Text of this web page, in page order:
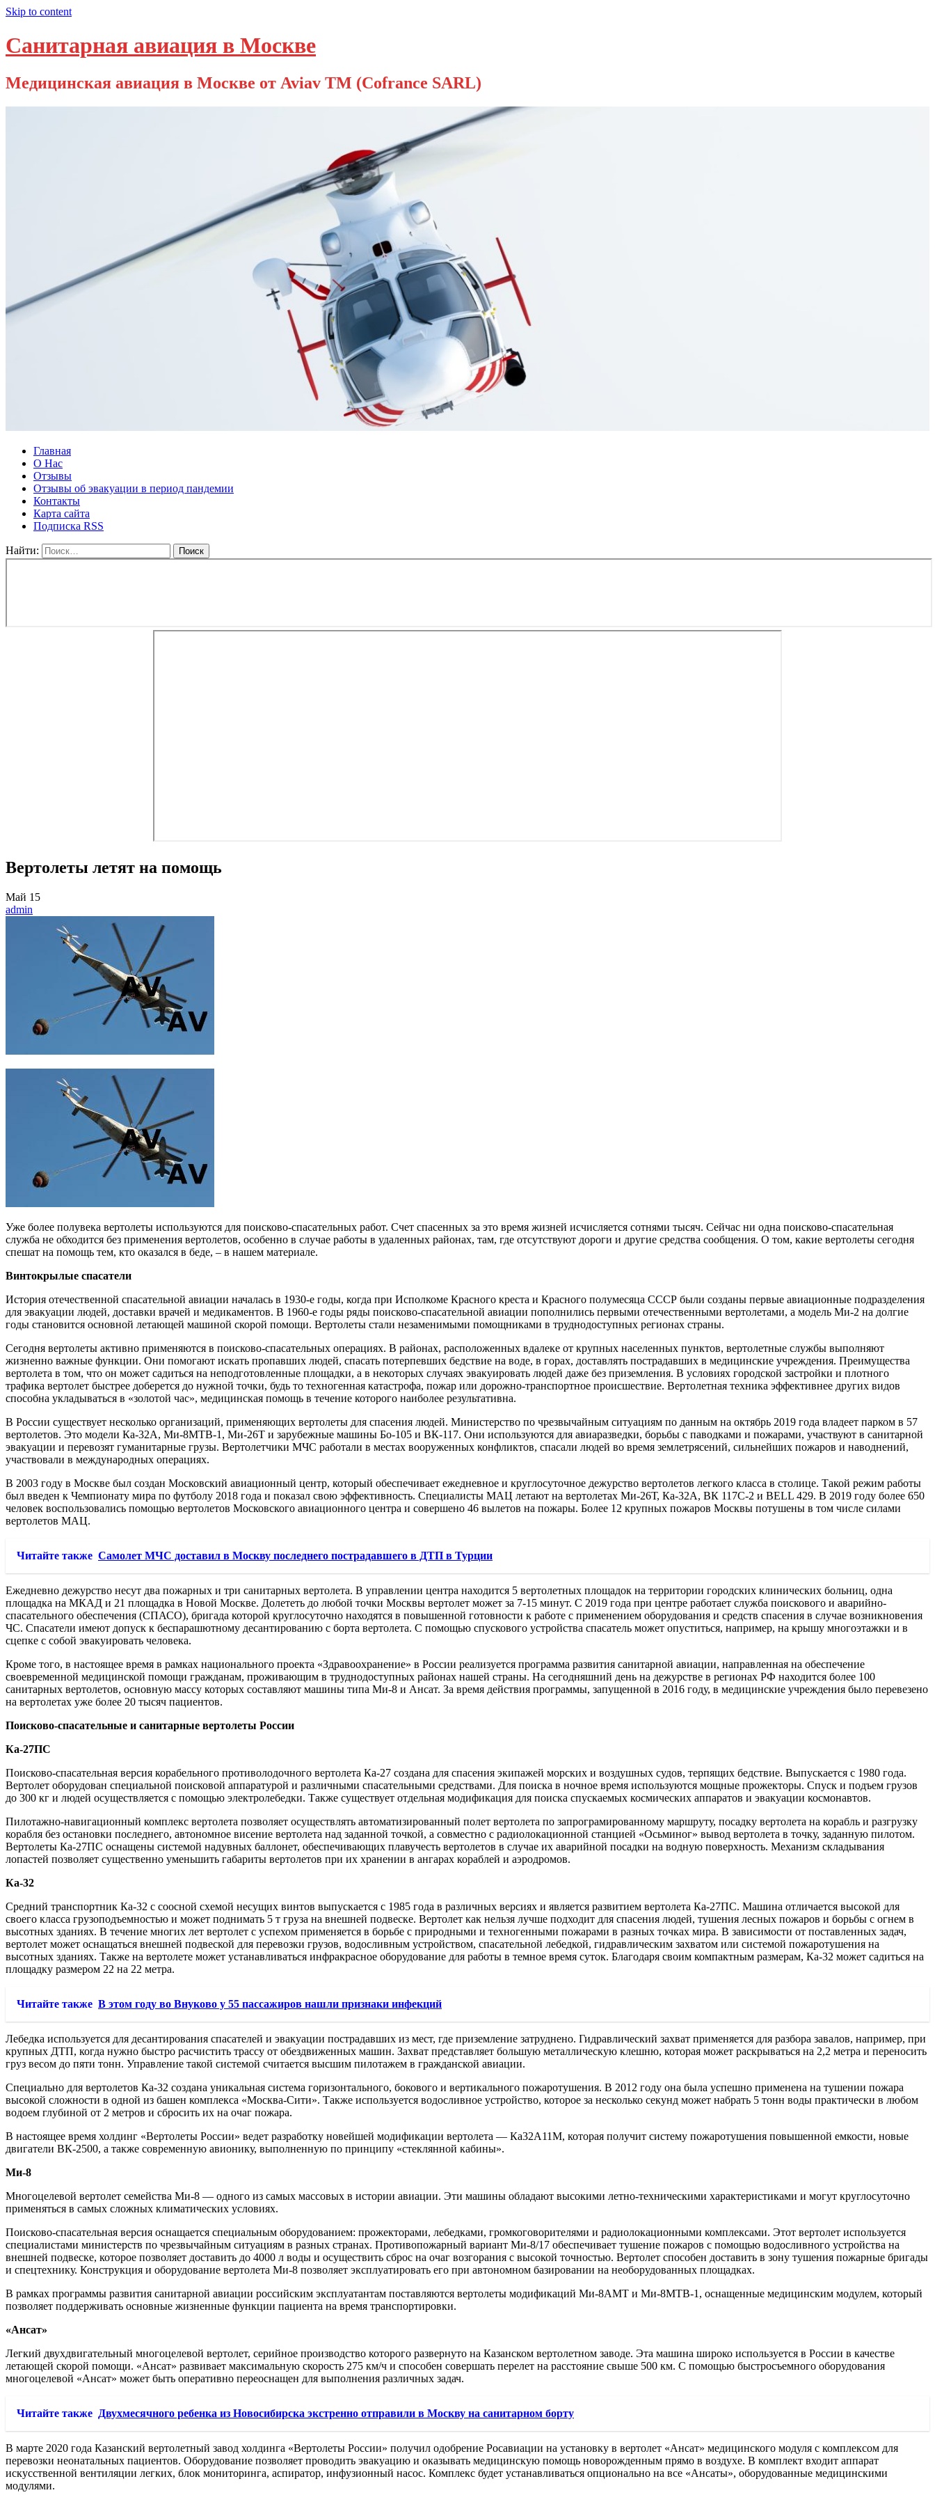
Skip to content
Санитарная авиация в Москве
Медицинская авиация в Москве от Aviav TM (Cofrance SARL)
Главная
О Нас
Отзывы
Отзывы об эвакуации в период пандемии
Контакты
Карта сайта
Подписка RSS
Найти:
Вертолеты летят на помощь
Май 15
admin
Уже более полувека вертолеты используются для поисково-спасательных работ. Счет спасенных за это время жизней исчисляется сотнями тысяч. Сейчас ни одна поисково-спасательная
служба не обходится без применения вертолетов, особенно в случае работы в удаленных районах, там, где отсутствуют дороги и другие средства сообщения. О том, какие вертолеты сегодня
спешат на помощь тем, кто оказался в беде, ‒ в нашем материале.
Винтокрылые спасатели
История отечественной спасательной авиации началась в 1930-е годы, когда при Исполкоме Красного креста и Красного полумесяца СССР были созданы первые авиационные подразделения
для эвакуации людей, доставки врачей и медикаментов. В 1960-е годы ряды поисково-спасательной авиации пополнились первыми отечественными вертолетами, а модель Ми-2 на долгие
годы становится основной летающей машиной скорой помощи. Вертолеты стали незаменимыми помощниками в труднодоступных регионах страны.
Сегодня вертолеты активно применяются в поисково-спасательных операциях. В районах, расположенных вдалеке от крупных населенных пунктов, вертолетные службы выполняют
жизненно важные функции. Они помогают искать пропавших людей, спасать потерпевших бедствие на воде, в горах, доставлять пострадавших в медицинские учреждения. Преимущества
вертолета в том, что он может садиться на неподготовленные площадки, а в некоторых случаях эвакуировать людей даже без приземления. В условиях городской застройки и плотного
трафика вертолет быстрее доберется до нужной точки, будь то техногенная катастрофа, пожар или дорожно-транспортное происшествие. Вертолетная техника эффективнее других видов
способна укладываться в «золотой час», медицинская помощь в течение которого наиболее результативна.
В России существует несколько организаций, применяющих вертолеты для спасения людей. Министерство по чрезвычайным ситуациям по данным на октябрь 2019 года владеет парком в 57
вертолетов. Это модели Ка-32А, Ми-8МТВ-1, Ми-26Т и зарубежные машины Бо-105 и ВК-117. Они используются для авиаразведки, борьбы с паводками и пожарами, участвуют в санитарной
эвакуации и перевозят гуманитарные грузы. Вертолетчики МЧС работали в местах вооруженных конфликтов, спасали людей во время землетрясений, сильнейших пожаров и наводнений,
участвовали в международных операциях.
В 2003 году в Москве был создан Московский авиационный центр, который обеспечивает ежедневное и круглосуточное дежурство вертолетов легкого класса в столице. Такой режим работы
был введен к Чемпионату мира по футболу 2018 года и показал свою эффективность. Специалисты МАЦ летают на вертолетах Ми-26Т, Ка-32А, ВК 117С-2 и BELL 429. В 2019 году более 650
человек воспользовались помощью вертолетов Московского авиационного центра и совершено 46 вылетов на пожары. Более 12 крупных пожаров Москвы потушены в том числе силами
вертолетов МАЦ.
Читайте также Самолет МЧС доставил в Москву последнего пострадавшего в ДТП в Турции
Ежедневно дежурство несут два пожарных и три санитарных вертолета. В управлении центра находится 5 вертолетных площадок на территории городских клинических больниц, одна
площадка на МКАД и 21 площадка в Новой Москве. Долететь до любой точки Москвы вертолет может за 7-15 минут. С 2019 года при центре работает служба поискового и аварийно-
спасательного обеспечения (СПАСО), бригада которой круглосуточно находятся в повышенной готовности к работе с применением оборудования и средств спасения в случае возникновения
ЧС. Спасатели имеют допуск к беспарашютному десантированию с борта вертолета. С помощью спускового устройства спасатель может опуститься, например, на крышу многоэтажки и в
сцепке с собой эвакуировать человека.
Кроме того, в настоящее время в рамках национального проекта «Здравоохранение» в России реализуется программа развития санитарной авиации, направленная на обеспечение
своевременной медицинской помощи гражданам, проживающим в труднодоступных районах нашей страны. На сегодняшний день на дежурстве в регионах РФ находится более 100
санитарных вертолетов, основную массу которых составляют машины типа Ми-8 и Ансат. За время действия программы, запущенной в 2016 году, в медицинские учреждения было перевезено
на вертолетах уже более 20 тысяч пациентов.
Поисково-спасательные и санитарные вертолеты России
Ка-27ПС
Поисково-спасательная версия корабельного противолодочного вертолета Ка-27 создана для спасения экипажей морских и воздушных судов, терпящих бедствие. Выпускается с 1980 года.
Вертолет оборудован специальной поисковой аппаратурой и различными спасательными средствами. Для поиска в ночное время используются мощные прожекторы. Спуск и подъем грузов
до 300 кг и людей осуществляется с помощью электролебедки. Также существует отдельная модификация для поиска спускаемых космических аппаратов и эвакуации космонавтов.
Пилотажно-навигационный комплекс вертолета позволяет осуществлять автоматизированный полет вертолета по запрограмированному маршруту, посадку вертолета на корабль и разгрузку
корабля без остановки последнего, автономное висение вертолета над заданной точкой, а совместно с радиолокационной станцией «Осьминог» вывод вертолета в точку, заданную пилотом.
Вертолеты Ка-27ПС оснащены системой надувных баллонет, обеспечивающих плавучесть вертолетов в случае их аварийной посадки на водную поверхность. Механизм складывания
лопастей позволяет существенно уменьшить габариты вертолетов при их хранении в ангарах кораблей и аэродромов.
Ка-32
Средний транспортник Ка-32 с соосной схемой несущих винтов выпускается с 1985 года в различных версиях и является развитием вертолета Ка-27ПС. Машина отличается высокой для
своего класса грузоподъемностью и может поднимать 5 т груза на внешней подвеске. Вертолет как нельзя лучше подходит для спасения людей, тушения лесных пожаров и борьбы с огнем в
высотных зданиях. В течение многих лет вертолет с успехом применяется в борьбе с природными и техногенными пожарами в разных точках мира. В зависимости от поставленных задач,
вертолет может оснащаться внешней подвеской для перевозки грузов, водосливным устройством, спасательной лебедкой, гидравлическим захватом или системой пожаротушения на
высотных зданиях. Также на вертолете может устанавливаться инфракрасное оборудование для работы в темное время суток. Благодаря своим компактным размерам, Ка-32 может садиться на
площадку размером 22 на 22 метра.
Читайте также В этом году во Внуково у 55 пассажиров нашли признаки инфекций
Лебедка используется для десантирования спасателей и эвакуации пострадавших из мест, где приземление затруднено. Гидравлический захват применяется для разбора завалов, например, при
крупных ДТП, когда нужно быстро расчистить трассу от обездвиженных машин. Захват представляет большую металлическую клешню, которая может раскрываться на 2,2 метра и переносить
груз весом до пяти тонн. Управление такой системой считается высшим пилотажем в гражданской авиации.
Специально для вертолетов Ка-32 создана уникальная система горизонтального, бокового и вертикального пожаротушения. В 2012 году она была успешно применена на тушении пожара
высокой сложности в одной из башен комплекса «Москва-Сити». Также используется водосливное устройство, которое за несколько секунд может набрать 5 тонн воды практически в любом
водоем глубиной от 2 метров и сбросить их на очаг пожара.
В настоящее время холдинг «Вертолеты России» ведет разработку новейшей модификации вертолета — Ка32А11М, которая получит систему пожаротушения повышенной емкости, новые
двигатели ВК-2500, а также современную авионику, выполненную по принципу «стеклянной кабины».
Ми-8
Многоцелевой вертолет семейства Ми-8 — одного из самых массовых в истории авиации. Эти машины обладают высокими летно-техническими характеристиками и могут круглосуточно
применяться в самых сложных климатических условиях.
Поисково-спасательная версия оснащается специальным оборудованием: прожекторами, лебедками, громкоговорителями и радиолокационными комплексами. Этот вертолет используется
специалистами министерств по чрезвычайным ситуациям в разных странах. Противопожарный вариант Ми-8/17 обеспечивает тушение пожаров с помощью водосливного устройства на
внешней подвеске, которое позволяет доставить до 4000 л воды и осуществить сброс на очаг возгорания с высокой точностью. Вертолет способен доставить в зону тушения пожарные бригады
и спецтехнику. Конструкция и оборудование вертолета Ми-8 позволяет эксплуатировать его при автономном базировании на необорудованных площадках.
В рамках программы развития санитарной авиации российским эксплуатантам поставляются вертолеты модификаций Ми-8АМТ и Ми-8МТВ-1, оснащенные медицинским модулем, который
позволяет поддерживать основные жизненные функции пациента на время транспортировки.
«Ансат»
Легкий двухдвигательный многоцелевой вертолет, серийное производство которого развернуто на Казанском вертолетном заводе. Эта машина широко используется в России в качестве
летающей скорой помощи. «Ансат» развивает максимальную скорость 275 км/ч и способен совершать перелет на расстояние свыше 500 км. С помощью быстросъемного оборудования
многоцелевой «Ансат» может быть оперативно переоснащен для выполнения различных задач.
Читайте также Двухмесячного ребенка из Новосибирска экстренно отправили в Москву на санитарном борту
В марте 2020 года Казанский вертолетный завод холдинга «Вертолеты России» получил одобрение Росавиации на установку в вертолет «Ансат» медицинского модуля с комплексом для
перевозки неонатальных пациентов. Оборудование позволяет проводить эвакуацию и оказывать медицинскую помощь новорожденным прямо в воздухе. В комплект входит аппарат
искусственной вентиляции легких, блок мониторинга, аспиратор, инфузионный насос. Комплекс будет устанавливаться опционально на все «Ансаты», оборудованные медицинскими
модулями.